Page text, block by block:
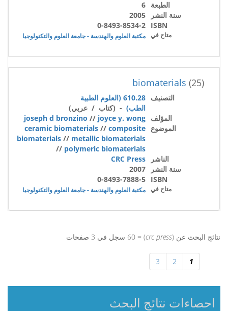
الطبعة 6
سنة النشر
2005
ISBN
0-8493-8534-2
متاح في مكتبة العلوم والهندسة - جامعة العلوم والتكنولوجيا
(25)
biomaterials
التصنيف
610.28 (العلوم الطبية
الطب) - (كتاب / عربي)
المؤلف
joseph d bronzino // joyce y. wong
الموضوع
ceramic biomaterials // composite
biomaterials // metallic biomaterials
// polymeric biomaterials
الناشر
CRC Press
سنة النشر
2007
ISBN
0-8493-7888-5
متاح في مكتبة العلوم والهندسة - جامعة العلوم والتكنولوجيا
نتائج البحث عن (crc press) = 60 سجل في 3 صفحات
3 2 1
احصاءات نتائج البحث